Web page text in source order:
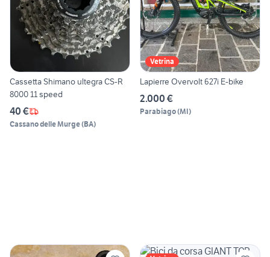
Cassetta Shimano ultegra CS-R
8000 11 speed
40 €
Cassano delle Murge(BA)
Vetrina
Lapierre Overvolt 627i E-bike
2.000 €
Parabiago(MI)